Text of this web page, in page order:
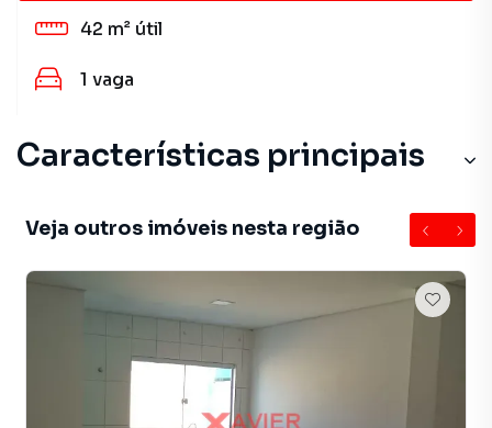
42 m² útil
1 vaga
Características principais
Veja outros imóveis nesta região